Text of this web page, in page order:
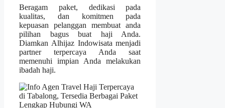
Beragam paket, dedikasi pada
kualitas, dan komitmen pada
kepuasan pelanggan membuat anda
pilihan bagus buat haji Anda.
Diamkan Alhijaz Indowisata menjadi
partner terpercaya Anda saat
memenuhi impian Anda melakukan
ibadah haji.